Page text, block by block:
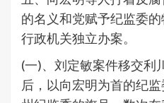
的名义和党赋予纪监委的
行政机关独立办案。
(一)、刘定敏案件移交利
后，以向宏明为首的纪